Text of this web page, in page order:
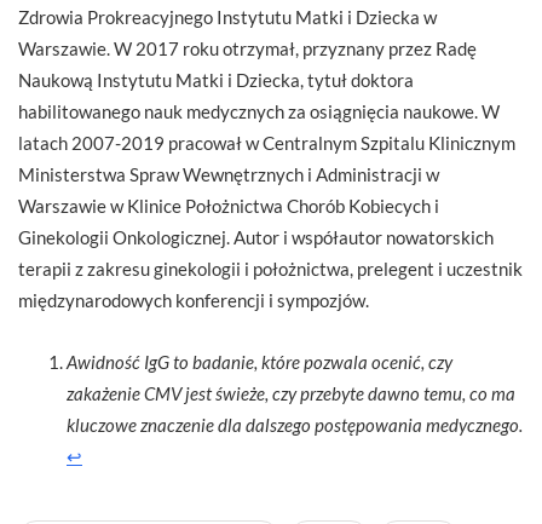
Zdrowia Prokreacyjnego Instytutu Matki i Dziecka w
Warszawie. W 2017 roku otrzymał, przyznany przez Radę
Naukową Instytutu Matki i Dziecka, tytuł doktora
habilitowanego nauk medycznych za osiągnięcia naukowe. W
latach 2007-2019 pracował w Centralnym Szpitalu Klinicznym
Ministerstwa Spraw Wewnętrznych i Administracji w
Warszawie w Klinice Położnictwa Chorób Kobiecych i
Ginekologii Onkologicznej. Autor i współautor nowatorskich
terapii z zakresu ginekologii i położnictwa, prelegent i uczestnik
międzynarodowych konferencji i sympozjów.
Awidność IgG to badanie, które pozwala ocenić, czy
zakażenie CMV jest świeże, czy przebyte dawno temu, co ma
kluczowe znaczenie dla dalszego postępowania medycznego.
↩︎